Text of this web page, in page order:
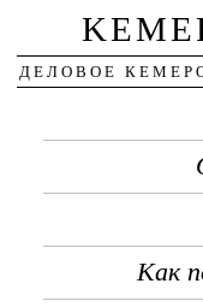
ДЕЛОВОЕ
Как